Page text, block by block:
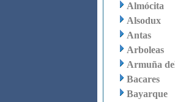
Almócita
Alsodux
Antas
Arboleas
Armuña
Bacares
Bayarque